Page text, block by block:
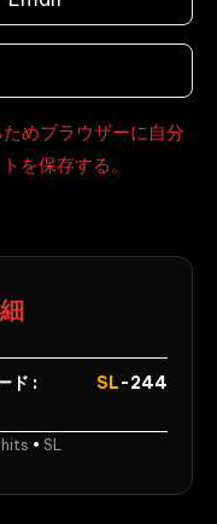
めブラウザーに自分
を保存する。
ド : SL-244
• SL